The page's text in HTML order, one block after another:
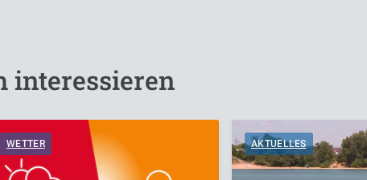
interessieren
WETTER AKTUELLES